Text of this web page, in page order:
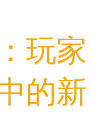
玩家
的新